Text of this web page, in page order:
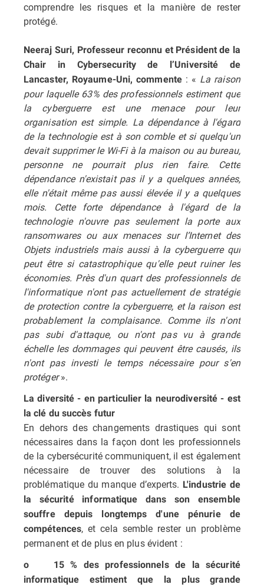
comprendre les risques et la manière de rester
protégé.
Neeraj Suri, Professeur reconnu et Président de la
Chair in Cybersecurity de l’Université de
Lancaster, Royaume-Uni, commente: « La raison
pour laquelle 63% des professionnels estiment que
la cyberguerre est une menace pour leur
organisation est simple. La dépendance à l'égard
de la technologie est à son comble et si quelqu'un
devait supprimer le Wi-Fi à la maison ou au bureau,
personne ne pourrait plus rien faire. Cette
dépendance n'existait pas il y a quelques années,
elle n'était même pas aussi élevée il y a quelques
mois. Cette forte dépendance à l'égard de la
technologie n'ouvre pas seulement la porte aux
ransomwares ou aux menaces sur l’Internet des
Objets industriels mais aussi à la cyberguerre qui
peut être si catastrophique qu'elle peut ruiner les
économies. Près d'un quart des professionnels de
l'informatique n'ont pas actuellement de stratégie
de protection contre la cyberguerre, et la raison est
probablement la complaisance. Comme ils n'ont
pas subi d'attaque, ou n'ont pas vu à grande
échelle les dommages qui peuvent être causés, ils
n'ont pas investi le temps nécessaire pour s'en
protéger».
La diversité - en particulier la neurodiversité - est
la clé du succès futur
En dehors des changements drastiques qui sont
nécessaires dans la façon dont les professionnels
de la cybersécurité communiquent, il est également
nécessaire de trouver des solutions à la
problématique du manque d’experts. L'industrie de
la sécurité informatique dans son ensemble
souffre depuis longtemps d'une pénurie de
compétences, et cela semble rester un problème
permanent et de plus en plus évident :
o 15 % des professionnels de la sécurité
informatique estiment que la plus grande